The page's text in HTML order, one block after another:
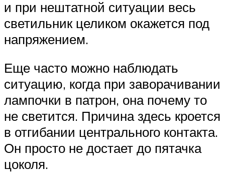
и при нештатной ситуации весь
светильник целиком окажется под
напряжением.
Еще часто можно наблюдать
ситуацию, когда при заворачивании
лампочки в патрон, она почему то
не светится. Причина здесь кроется
в отгибании центрального контакта.
Он просто не достает до пятачка
цоколя.